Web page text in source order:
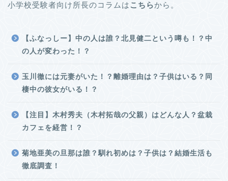
小学校受験者向け所長のコラムはこちらから。
【ふなっしー】中の人は誰？北見健二という噂も！？中
の人が変わった！？
玉川徹には元妻がいた！？離婚理由は？子供はいる？同
棲中の彼女がいる！？
【注目】木村秀夫（木村拓哉の父親）はどんな人？盆栽
カフェを経営！？
菊地亜美の旦那は誰？馴れ初めは？子供は？結婚生活も
徹底調査！